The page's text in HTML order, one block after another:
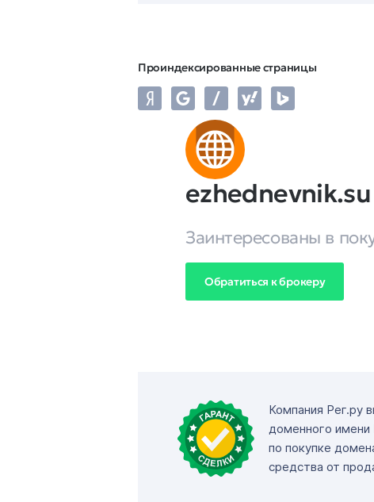
Проиндексированные страницы
ezhednevnik.su
Заинтересованы в
Обратиться к брокеру
Компания Рег.ру
доменного имени
по покупке
средства от